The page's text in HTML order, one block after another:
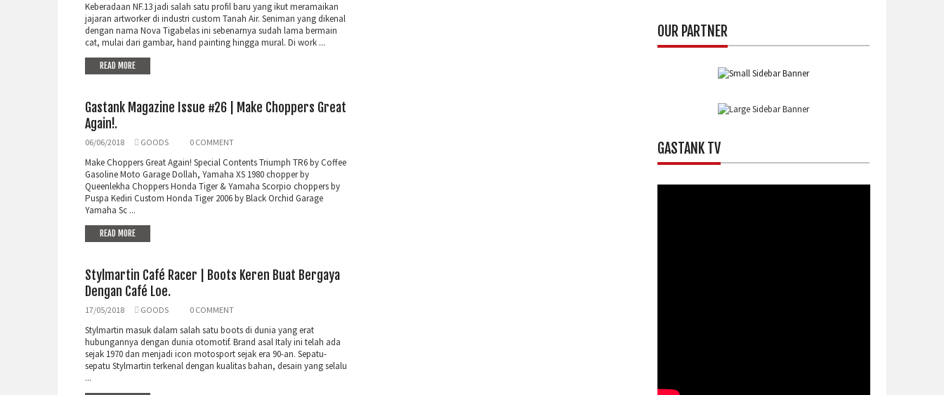
Keberadaan NF.13 jadi salah satu profil baru yang ikut meramaikan
jajaran artworker di industri custom Tanah Air. Seniman yang dikenal
dengan nama Nova Tigabelas ini sebenarnya sudah lama bermain
cat, mulai dari gambar, hand painting hingga mural. Di work ...
READ MORE
Gastank Magazine Issue #26 | Make Choppers Great
Again!.
06/06/2018 GOODS 0 COMMENT
Make Choppers Great Again! Special Contents Triumph TR6 by Coffee
Gasoline Moto Garage Dollah, Yamaha XS 1980 chopper by
Queenlekha Choppers Honda Tiger & Yamaha Scorpio choppers by
Puspa Kediri Custom Honda Tiger 2006 by Black Orchid Garage
Yamaha Sc ...
READ MORE
Stylmartin Café Racer | Boots Keren Buat Bergaya
Dengan Café Loe.
17/05/2018 GOODS 0 COMMENT
Stylmartin masuk dalam salah satu boots di dunia yang erat
hubungannya dengan dunia otomotif. Brand asal Italy ini telah ada
sejak 1970 dan menjadi icon motosport sejak era 90-an. Sepatu-
sepatu Stylmartin terkenal dengan kualitas bahan, desain yang selalu
...
OUR PARTNER
GASTANK TV